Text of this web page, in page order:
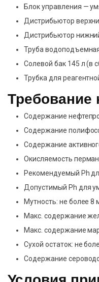
Блок управления —
Дистрибьютор
Дистрибьютор
Труба
Солевой бак 145 л (в
Трубка для
Требование
Содержание
Содержание
Содержание
Окисляемость
Рекомендуемый Ph
Допустимый Ph для
Мутность: не более 8
Макс. содержание
Макс. содержание
Сухой остаток: не
Содержание